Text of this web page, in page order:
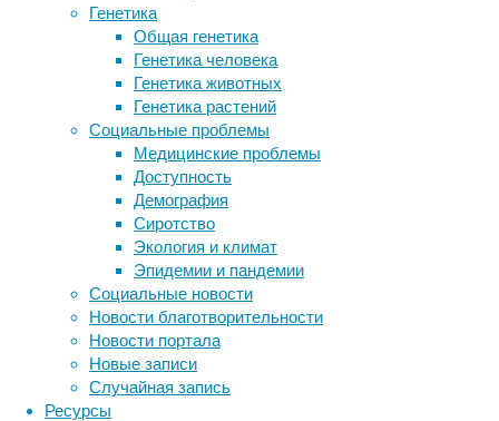
Генетика
Общая генетика
Генетика человека
Генетика животных
Генетика растений
Социальные проблемы
Медицинские проблемы
Доступность
Демография
Сиротство
Экология и климат
Эпидемии и пандемии
Социальные новости
Новости благотворительности
Новости портала
Новые записи
Случайная запись
Ресурсы
отрицательном
воздействии
особенно
если
речь
идет
детях
молодежи.
свежий
анализ